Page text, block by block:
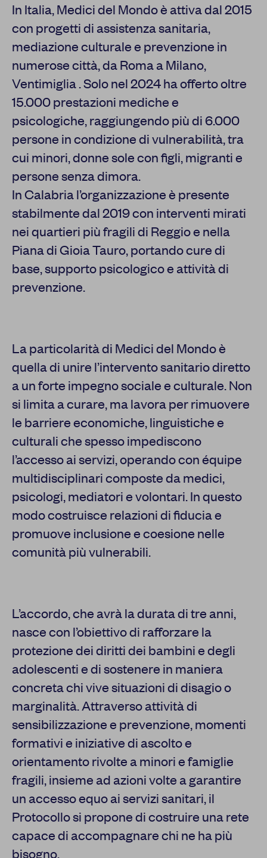
In Italia, Medici del Mondo è attiva dal 2015
con progetti di assistenza sanitaria,
mediazione culturale e prevenzione in
numerose città, da Roma a Milano,
Ventimiglia . Solo nel 2024 ha offerto oltre
15.000 prestazioni mediche e
psicologiche, raggiungendo più di 6.000
persone in condizione di vulnerabilità, tra
cui minori, donne sole con figli, migranti e
persone senza dimora.
In Calabria l’organizzazione è presente
stabilmente dal 2019 con interventi mirati
nei quartieri più fragili di Reggio e nella
Piana di Gioia Tauro, portando cure di
base, supporto psicologico e attività di
prevenzione.
La particolarità di Medici del Mondo è
quella di unire l’intervento sanitario diretto
a un forte impegno sociale e culturale. Non
si limita a curare, ma lavora per rimuovere
le barriere economiche, linguistiche e
culturali che spesso impediscono
l’accesso ai servizi, operando con équipe
multidisciplinari composte da medici,
psicologi, mediatori e volontari. In questo
modo costruisce relazioni di fiducia e
promuove inclusione e coesione nelle
comunità più vulnerabili.
L’accordo, che avrà la durata di tre anni,
nasce con l’obiettivo di rafforzare la
protezione dei diritti dei bambini e degli
adolescenti e di sostenere in maniera
concreta chi vive situazioni di disagio o
marginalità. Attraverso attività di
sensibilizzazione e prevenzione, momenti
formativi e iniziative di ascolto e
orientamento rivolte a minori e famiglie
fragili, insieme ad azioni volte a garantire
un accesso equo ai servizi sanitari, il
Protocollo si propone di costruire una rete
capace di accompagnare chi ne ha più
bisogno.